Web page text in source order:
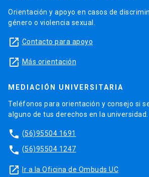
Orientación y apoyo en casos de
género o violencia sexual.
launch Contacto para apoyo
launch Más orientación
MEDIACIÓN UNIVERSITARIA
Teléfonos para orientación y consejo si
alguno de tus derechos en la universidad.
phone (56)95504 1691
phone (56)95504 1247
launch Ir a la Oficina de Ombuds UC